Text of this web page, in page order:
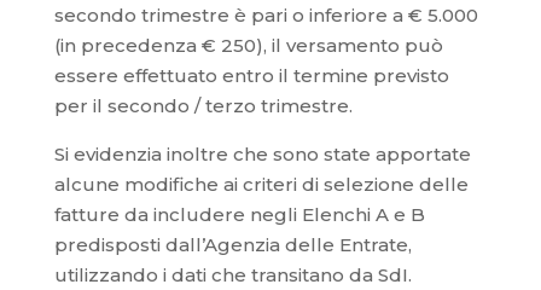
secondo trimestre è pari o inferiore a € 5.000
(in precedenza € 250), il versamento può
essere effettuato entro il termine previsto
per il secondo / terzo trimestre.
Si evidenzia inoltre che sono state apportate
alcune modifiche ai criteri di selezione delle
fatture da includere negli Elenchi A e B
predisposti dall’Agenzia delle Entrate,
utilizzando i dati che transitano da SdI.